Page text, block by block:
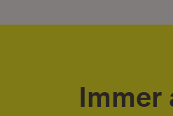
Immer